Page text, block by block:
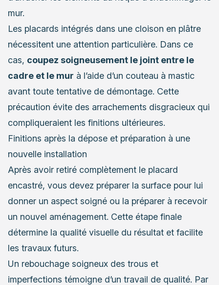
mur.
Les placards intégrés dans une cloison en plâtre
nécessitent une attention particulière. Dans ce
cas, coupez soigneusement le joint entre le
cadre et le mur à l’aide d’un couteau à mastic
avant toute tentative de démontage. Cette
précaution évite des arrachements disgracieux qui
compliqueraient les finitions ultérieures.
Finitions après la dépose et préparation à une
nouvelle installation
Après avoir retiré complètement le placard
encastré, vous devez préparer la surface pour lui
donner un aspect soigné ou la préparer à recevoir
un nouvel aménagement. Cette étape finale
détermine la qualité visuelle du résultat et facilite
les travaux futurs.
Un rebouchage soigneux des trous et
imperfections témoigne d’un travail de qualité. Par